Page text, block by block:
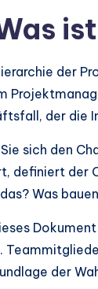
der
der die
sich den
definiert der
Was
der